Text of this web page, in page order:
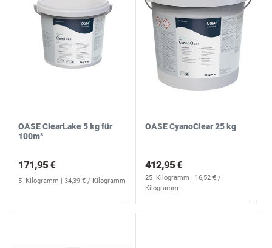
OASE ClearLake 5 kg für
100m³
171,95 €
5 Kilogramm | 34,39 € / Kilogramm
OASE CyanoClear 25 kg
412,95 €
25 Kilogramm | 16,52 € /
Kilogramm